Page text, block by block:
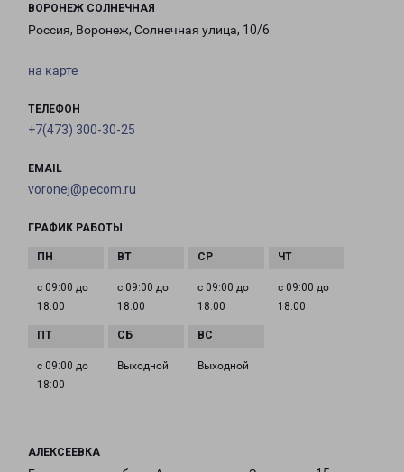
ВОРОНЕЖ СОЛНЕЧНАЯ
Россия, Воронеж, Солнечная улица, 10/6
на карте
ТЕЛЕФОН
+7(473) 300-30-25
EMAIL
voronej@pecom.ru
ГРАФИК РАБОТЫ
с 09:00 до
18:00
с 09:00 до
18:00
с 09:00 до
18:00
с 09:00 до
18:00
с 09:00 до
18:00
Выходной Выходной
АЛЕКСЕЕВКА